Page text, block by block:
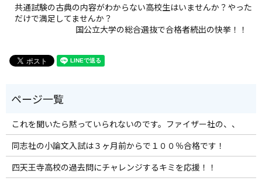
共通試験の古典の内容がわからない高校生はいませんか？やった
だけで満足してませんか？
国公立大学の総合選抜で合格者続出の快挙！！
これを聞いたら黙っていられないのです。ファイザー社の、、
同志社の小論文入試は３ヶ月前からで１００％合格です！
四天王寺高校の過去問にチャレンジするキミを応援！！